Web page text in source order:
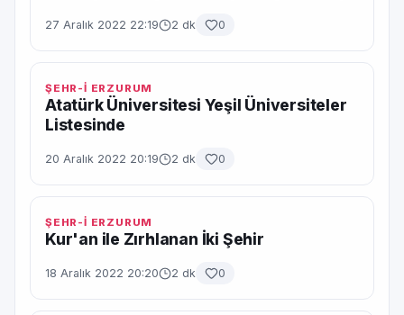
27 Aralık 2022 22:19 2 dk 0
ŞEHR-İ ERZURUM
Atatürk Üniversitesi Yeşil Üniversiteler
Listesinde
20 Aralık 2022 20:19 2 dk 0
ŞEHR-İ ERZURUM
Kur'an ile Zırhlanan İki Şehir
18 Aralık 2022 20:20 2 dk 0